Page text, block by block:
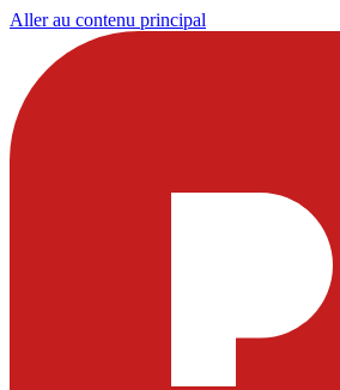
Aller au contenu principal